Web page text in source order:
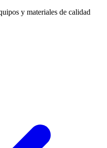
y materiales de calidad